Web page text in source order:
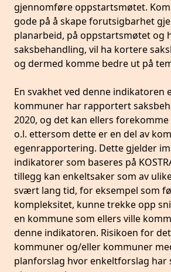
gjennomføre oppstartsmøtet.
gode på å skape forutsigbarhet
planarbeid, på oppstartsmøtet og
saksbehandling, vil ha kortere
og dermed komme bedre ut på
En svakhet ved denne indikatoren
kommuner har rapportert
2020, og det kan ellers
o.l. ettersom dette er en del av
egenrapportering. Dette gjelder
indikatorer som baseres på
tillegg kan enkeltsaker som av
svært lang tid, for eksempel som
kompleksitet, kunne trekke opp
en kommune som ellers ville
denne indikatoren. Risikoen for
kommuner og/eller kommuner
planforslag hvor enkeltforslag har